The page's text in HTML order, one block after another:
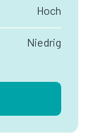
Hoch
Niedrig